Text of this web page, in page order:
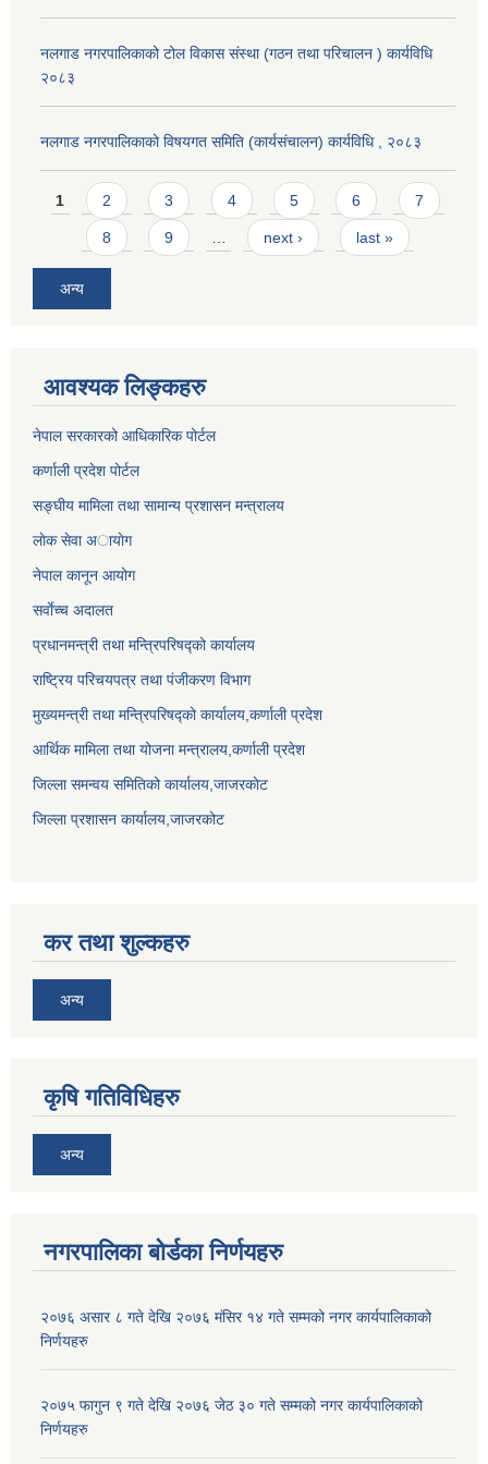
नलगाड नगरपालिकाको टोल विकास संस्था (गठन तथा परिचालन ) कार्यविधि
२०८३
नलगाड नगरपालिकाको विषयगत समिति (कार्यसंचालन) कार्यविधि , २०८३
Pages
1 2 3 4 5 6 7
8 9 next › last »
अन्य
आवश्यक लिङ्कहरु
नेपाल सरकारको आधिकारिक पोर्टल
कर्णाली प्रदेश पोर्टल
सङ्घीय मामिला तथा सामान्य प्रशासन मन्त्रालय
लाेक सेवा अायाेग
नेपाल कानून आयोग
सर्वाेच्च अदालत
प्रधानमन्त्री तथा मन्त्रिपरिषद्को कार्यालय
राष्ट्रिय परिचयपत्र तथा पंजीकरण विभाग
मुख्यमन्त्री तथा मन्त्रिपरिषद्को कार्यालय,कर्णाली प्रदेश
आर्थिक मामिला तथा योजना मन्त्रालय,कर्णाली प्रदेश
जिल्ला समन्वय समितिको कार्यालय,जाजरकाेट
जिल्ला प्रशासन कार्यालय,जाजरकोट
कर तथा शुल्कहरु
अन्य
कृषि गतिविधिहरु
अन्य
नगरपालिका बोर्डका निर्णयहरु
२०७६ असार ८ गते देखि २०७६ मंसिर १४ गते सम्मको नगर कार्यपालिकाको
निर्णयहरु
२०७५ फागुन ९ गते देखि २०७६ जेठ ३० गते सम्मको नगर कार्यपालिकाको
निर्णयहरु